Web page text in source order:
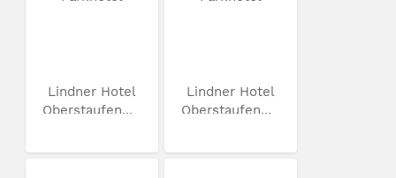
Lindner Hotel
Oberstaufen...
Lindner Hotel
Oberstaufen...